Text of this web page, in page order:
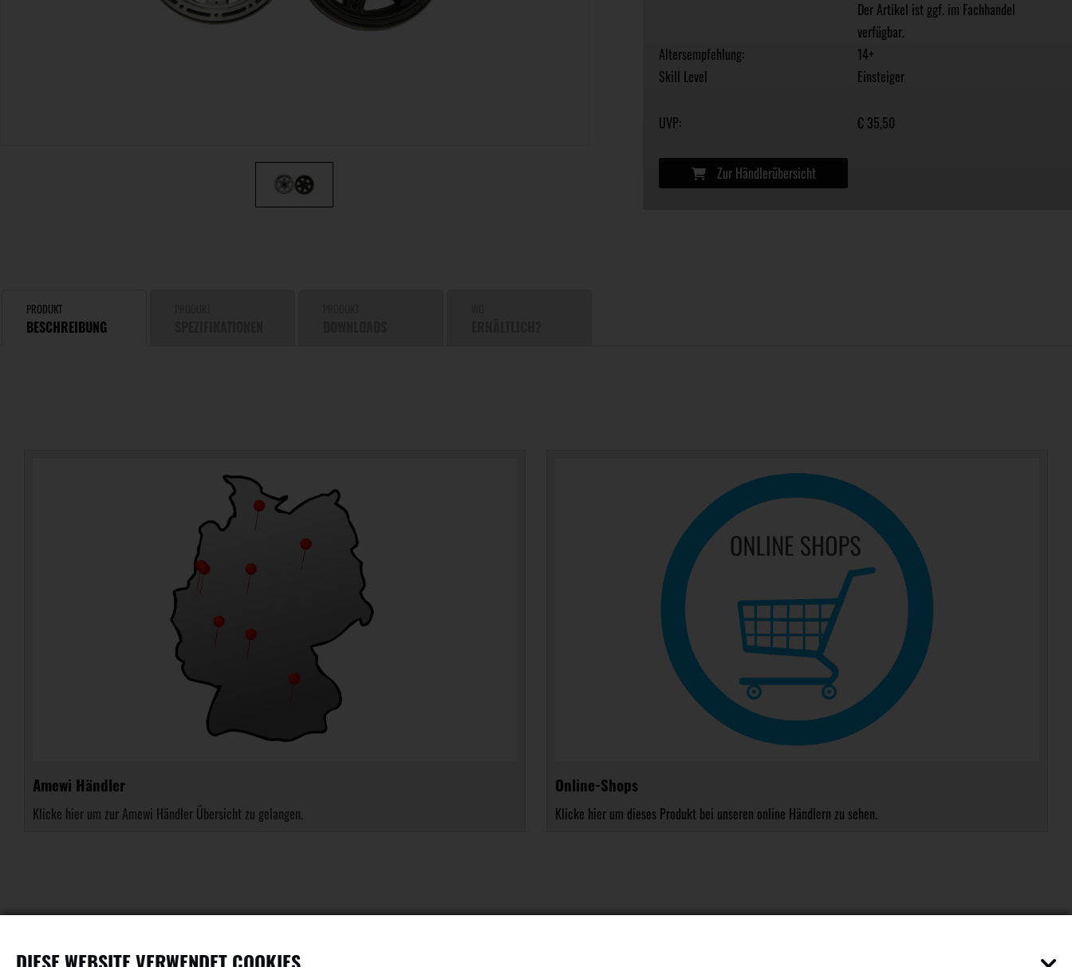
Der Artikel ist ggf. im Fachhandel
verfügbar.
Altersempfehlung:
14+
Skill Level
Einsteiger
UVP: € 35,50
Zur Händlerübersicht
PRODUKT
BESCHREIBUNG
Amewi Händler
Klicke hier um zur Amewi Händler Übersicht zu gelangen.
Online-Shops
Klicke hier um dieses Produkt bei unseren online Händlern zu sehen.